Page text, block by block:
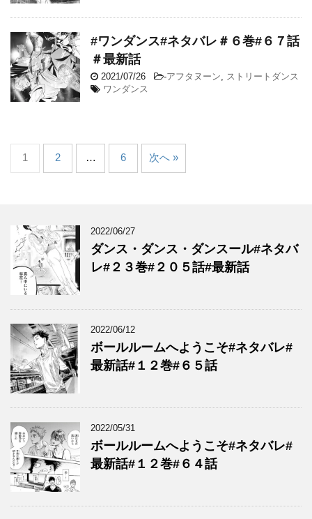
#ワンダンス#ネタバレ＃６巻#６７話
＃最新話
2021/07/26 -アフタヌーン, ストリートダンス
ワンダンス
1 2 … 6 次へ »
2022/06/27
ダンス・ダンス・ダンスール#ネタバ
レ#２３巻#２０５話#最新話
2022/06/12
ボールルームへようこそ#ネタバレ#
最新話#１２巻#６５話
2022/05/31
ボールルームへようこそ#ネタバレ#
最新話#１２巻#６４話